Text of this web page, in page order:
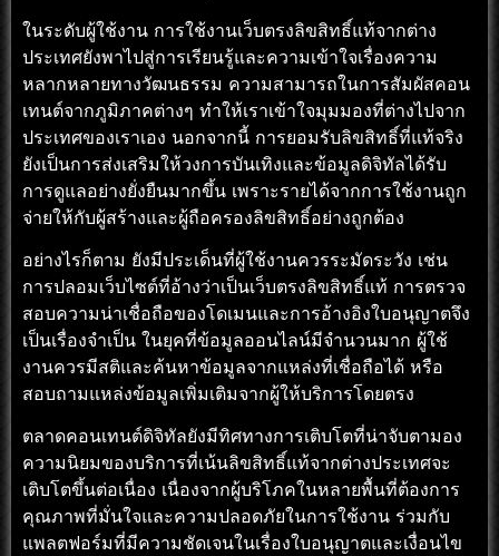
ในระดับผู้ใช้งาน การใช้งานเว็บตรงลิขสิทธิ์แท้จากต่าง
ประเทศยังพาไปสู่การเรียนรู้และความเข้าใจเรื่องความ
หลากหลายทางวัฒนธรรม ความสามารถในการสัมผัสคอน
เทนต์จากภูมิภาคต่างๆ ทำให้เราเข้าใจมุมมองที่ต่างไปจาก
ประเทศของเราเอง นอกจากนี้ การยอมรับลิขสิทธิ์ที่แท้จริง
ยังเป็นการส่งเสริมให้วงการบันเทิงและข้อมูลดิจิทัลได้รับ
การดูแลอย่างยั่งยืนมากขึ้น เพราะรายได้จากการใช้งานถูก
จ่ายให้กับผู้สร้างและผู้ถือครองลิขสิทธิ์อย่างถูกต้อง
อย่างไรก็ตาม ยังมีประเด็นที่ผู้ใช้งานควรระมัดระวัง เช่น
การปลอมเว็บไซต์ที่อ้างว่าเป็นเว็บตรงลิขสิทธิ์แท้ การตรวจ
สอบความน่าเชื่อถือของโดเมนและการอ้างอิงใบอนุญาตจึง
เป็นเรื่องจำเป็น ในยุคที่ข้อมูลออนไลน์มีจำนวนมาก ผู้ใช้
งานควรมีสติและค้นหาข้อมูลจากแหล่งที่เชื่อถือได้ หรือ
สอบถามแหล่งข้อมูลเพิ่มเติมจากผู้ให้บริการโดยตรง
ตลาดคอนเทนต์ดิจิทัลยังมีทิศทางการเติบโตที่น่าจับตามอง
ความนิยมของบริการที่เน้นลิขสิทธิ์แท้จากต่างประเทศจะ
เติบโตขึ้นต่อเนื่อง เนื่องจากผู้บริโภคในหลายพื้นที่ต้องการ
คุณภาพที่มั่นใจและความปลอดภัยในการใช้งาน ร่วมกับ
แพลตฟอร์มที่มีความชัดเจนในเรื่องใบอนุญาตและเงื่อนไข